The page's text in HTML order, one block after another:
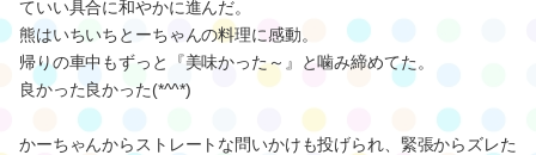
ていい具合に和やかに進んだ。
熊はいちいちとーちゃんの料理に感動。
帰りの車中もずっと『美味かった～』と噛み締めてた。
良かった良かった(*^^*)
かーちゃんからストレートな問いかけも投げられ、緊張からズレた